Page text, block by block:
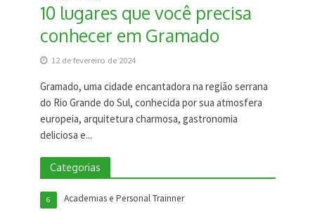
10 lugares que você precisa
conhecer em Gramado
12 de fevereiro de 2024
Gramado, uma cidade encantadora na região serrana
do Rio Grande do Sul, conhecida por sua atmosfera
europeia, arquitetura charmosa, gastronomia
deliciosa e...
Categorias
Academias e Personal Trainner
6